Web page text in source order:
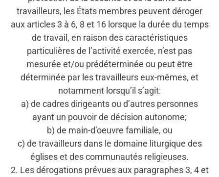
travailleurs, les États membres peuvent déroger
aux articles 3 à 6, 8 et 16 lorsque la durée du temps
de travail, en raison des caractéristiques
particulières de l’activité exercée, n’est pas
mesurée et/ou prédéterminée ou peut être
déterminée par les travailleurs eux-mêmes, et
notamment lorsqu’il s’agit:
a) de cadres dirigeants ou d’autres personnes
ayant un pouvoir de décision autonome;
b) de main-d’oeuvre familiale, ou
c) de travailleurs dans le domaine liturgique des
églises et des communautés religieuses.
2. Les dérogations prévues aux paragraphes 3, 4 et